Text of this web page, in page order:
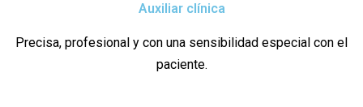
Auxiliar clínica
Precisa, profesional y con una sensibilidad especial con el
paciente.